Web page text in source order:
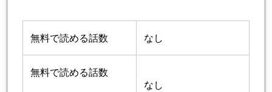
無料で読める話数 なし
無料で読める話数
なし